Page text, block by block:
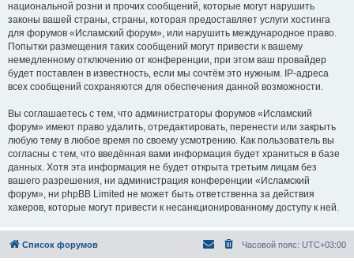
национальной розни и прочих сообщений, которые могут нарушить
законы вашей страны, страны, которая предоставляет услуги хостинга
для форумов «Исламский форум», или нарушить международное право.
Попытки размещения таких сообщений могут привести к вашему
немедленному отключению от конференции, при этом ваш провайдер
будет поставлен в известность, если мы сочтём это нужным. IP-адреса
всех сообщений сохраняются для обеспечения данной возможности.
Вы соглашаетесь с тем, что администраторы форумов «Исламский
форум» имеют право удалить, отредактировать, перенести или закрыть
любую тему в любое время по своему усмотрению. Как пользователь вы
согласны с тем, что введённая вами информация будет храниться в базе
данных. Хотя эта информация не будет открыта третьим лицам без
вашего разрешения, ни администрация конференции «Исламский
форум», ни phpBB Limited не может быть ответственна за действия
хакеров, которые могут привести к несанкционированному доступу к ней.
Список форумов Часовой пояс: UTC+03:00